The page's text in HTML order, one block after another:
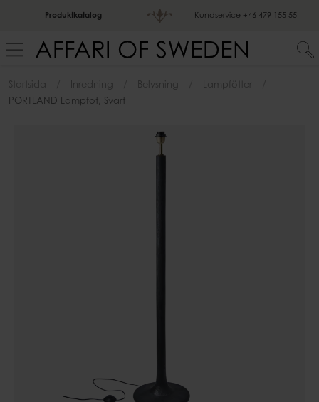
Produktkatalog Kundservice +46 479 155 55
Startsida Inredning Belysning
Lampfötter
PORTLAND Lampfot, Svart